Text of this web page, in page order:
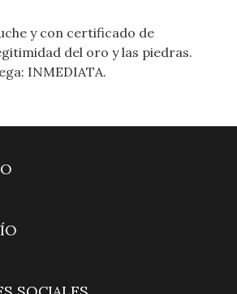
y con certificado de
del oro y las piedras.
INMEDIATA.